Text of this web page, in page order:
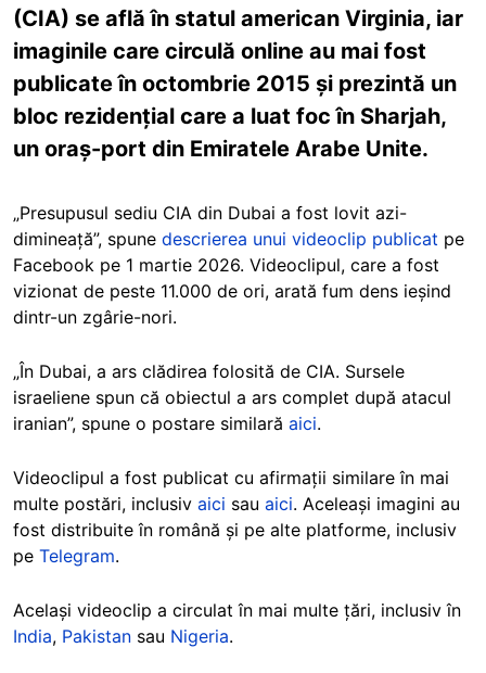
(CIA) se află în statul american Virginia, iar
imaginile care circulă online au mai fost
publicate în octombrie 2015 și prezintă un
bloc rezidențial care a luat foc în Sharjah,
un oraș-port din Emiratele Arabe Unite.
„Presupusul sediu CIA din Dubai a fost lovit azi-
dimineață”, spune descrierea unui videoclip publicat pe
Facebook pe 1 martie 2026. Videoclipul, care a fost
vizionat de peste 11.000 de ori, arată fum dens ieșind
dintr-un zgârie-nori.
„În Dubai, a ars clădirea folosită de CIA. Sursele
israeliene spun că obiectul a ars complet după atacul
iranian”, spune o postare similară aici.
Videoclipul a fost publicat cu afirmații similare în mai
multe postări, inclusiv aici sau aici. Aceleași imagini au
fost distribuite în română și pe alte platforme, inclusiv
pe Telegram.
Același videoclip a circulat în mai multe țări, inclusiv în
India, Pakistan sau Nigeria.